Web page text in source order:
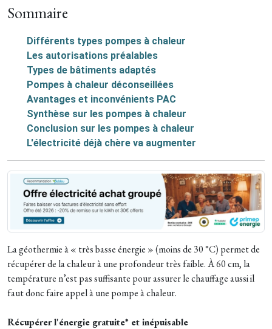
Sommaire
Différents types pompes à chaleur
Les autorisations préalables
Types de bâtiments adaptés
Pompes à chaleur déconseillées
Avantages et inconvénients PAC
Synthèse sur les pompes à chaleur
Conclusion sur les pompes à chaleur
L'électricité déjà chère va augmenter
La géothermie à « très basse énergie » (moins de 30 °C) permet de
récupérer de la chaleur à une profondeur très faible. À 60 cm, la
température n’est pas suffisante pour assurer le chauffage aussi il
faut donc faire appel à une pompe à chaleur.
Récupérer l'énergie gratuite* et inépuisable